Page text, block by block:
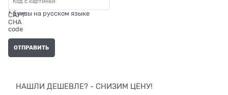
* буквы на русском языке
НАШЛИ ДЕШЕВЛЕ? - СНИЗИМ ЦЕНУ!